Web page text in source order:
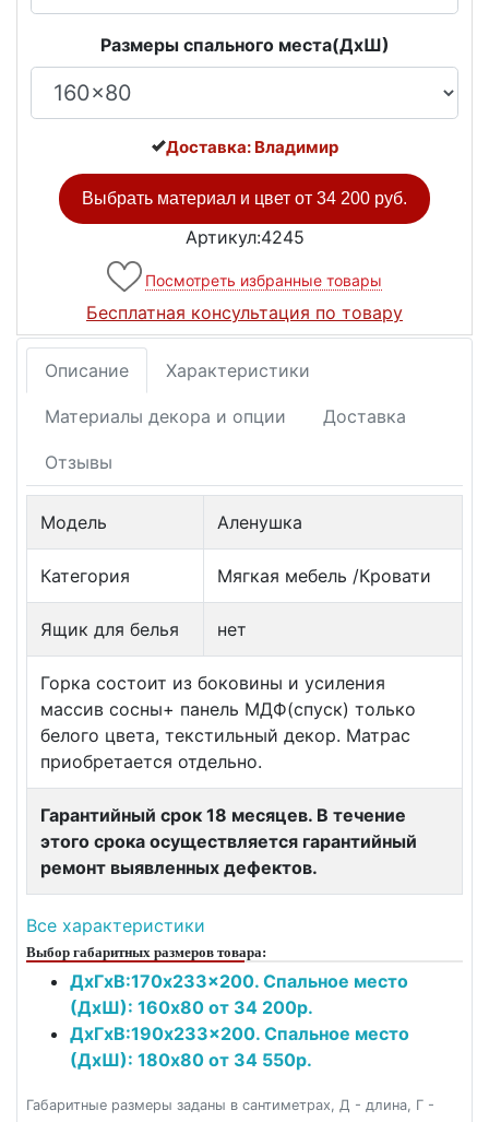
Размеры спального места(ДxШ)
Доставка: Владимир
Выбрать материал и цвет от 34 200 руб.
Артикул:4245
Посмотреть избранные товары
Бесплатная консультация по товару
Описание Характеристики
Материалы декора и опции Доставка
Отзывы
Модель Аленушка
Категория Мягкая мебель /Кровати
Ящик для белья нет
Горка состоит из боковины и усиления
массив сосны+ панель МДФ(спуск) только
белого цвета, текстильный декор. Матрас
приобретается отдельно.
Гарантийный срок 18 месяцев. В течение
этого срока осуществляется гарантийный
ремонт выявленных дефектов.
Все характеристики
Выбор габаритных размеров товара:
ДxГxВ:170x233x200. Спальное место
(ДxШ): 160x80 от 34 200р.
ДxГxВ:190x233x200. Спальное место
(ДxШ): 180x80 от 34 550р.
Габаритные размеры заданы в сантиметрах, Д - длина, Г -